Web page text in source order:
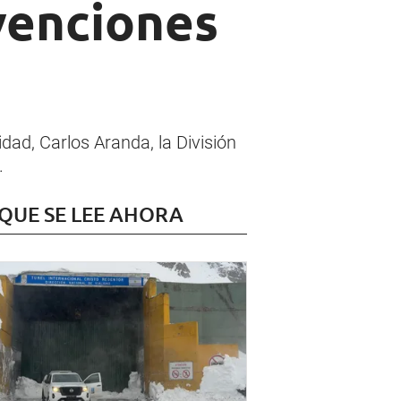
Carlos Aranda, la División
SE LEE AHORA